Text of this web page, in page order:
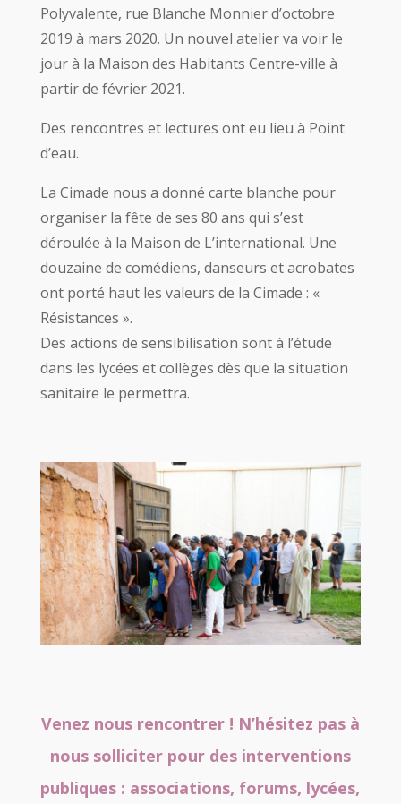
Polyvalente, rue Blanche Monnier d’octobre
2019 à mars 2020. Un nouvel atelier va voir le
jour à la Maison des Habitants Centre-ville à
partir de février 2021.
Des rencontres et lectures ont eu lieu à Point
d’eau.
La Cimade nous a donné carte blanche pour
organiser la fête de ses 80 ans qui s’est
déroulée à la Maison de L’international. Une
douzaine de comédiens, danseurs et acrobates
ont porté haut les valeurs de la Cimade : «
Résistances ».
Des actions de sensibilisation sont à l’étude
dans les lycées et collèges dès que la situation
sanitaire le permettra.
Venez nous rencontrer ! N’hésitez pas à
nous solliciter pour des interventions
publiques : associations, forums, lycées,